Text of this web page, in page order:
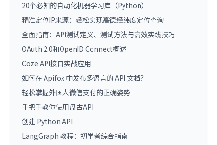
20个必知的自动化机器学习库（Python）
精准定位IP来源：轻松实现高德经纬度定位查询
全面指南：API测试定义、测试方法与高效实践技巧
OAuth 2.0和OpenID Connect概述
Coze API接口实战应用
如何在 Apifox 中发布多语言的 API 文档？
轻松掌握外国人微信支付的正确姿势
手把手教你使用盘古API
创建 Python API
LangGraph 教程：初学者综合指南